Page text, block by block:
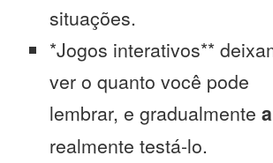
situações.
*Jogos interativos**
ver o quanto você pode
lembrar, e gradualmente
realmente testá-lo.